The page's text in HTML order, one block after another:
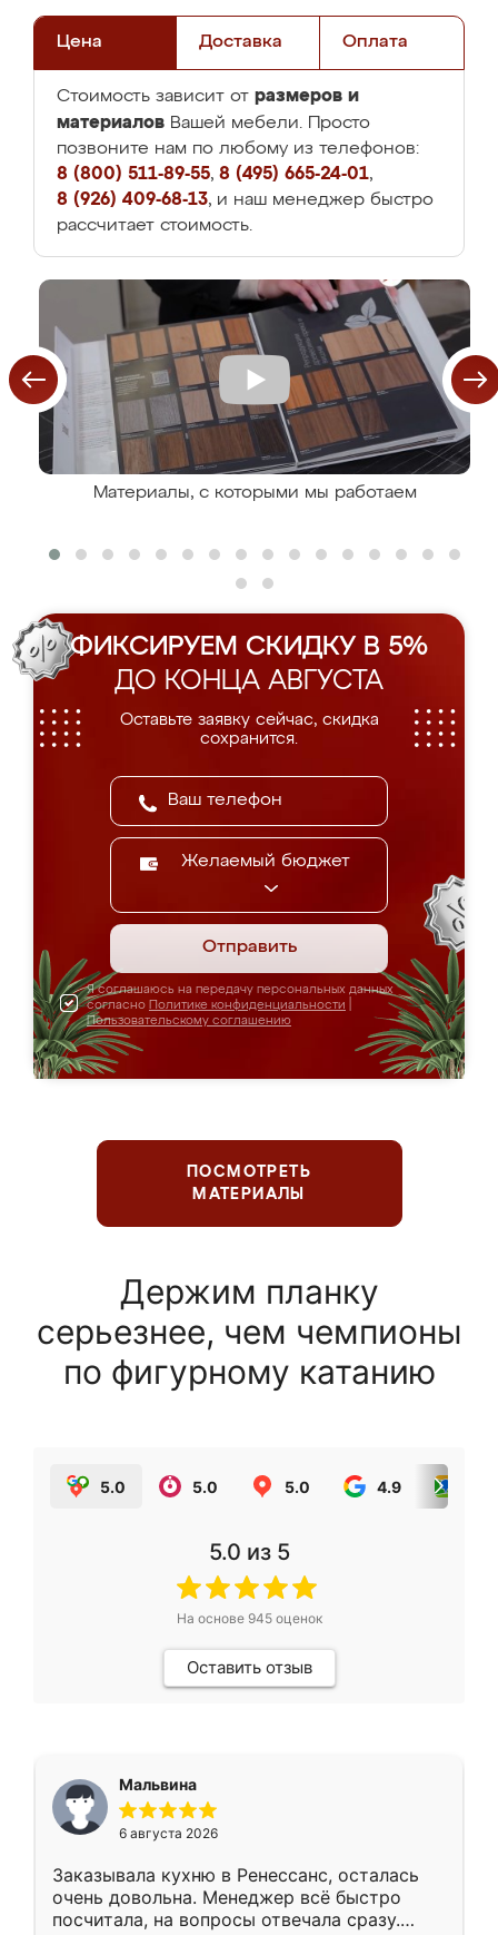
Цена Доставка Оплата
Стоимость зависит от размеров и
материалов Вашей мебели. Просто
позвоните нам по любому из телефонов:
8 (800) 511-89-55, 8 (495) 665-24-01,
8 (926) 409-68-13, и наш менеджер быстро
рассчитает стоимость.
Материалы, с которыми мы работаем
ФИКСИРУЕМ СКИДКУ В 5%
ДО КОНЦА АВГУСТА
Оставьте заявку сейчас, скидка
сохранится.
Желаемый бюджет
Отправить
Я соглашаюсь на передачу персональных данных
согласно Политике конфиденциальности
Пользовательскому соглашению
ПОСМОТРЕТЬ
МАТЕРИАЛЫ
Держим планку
серьезнее, чем чемпионы
по фигурному катанию
5.0 5.0 5.0 4.9
5.0 из 5
На основе 945оценок
Оставить отзыв
Мальвина
6 августа 2026
Заказывала кухню в Ренессанс, осталась
очень довольна. Менеджер всё быстро
посчитала, на вопросы отвечала сразу.